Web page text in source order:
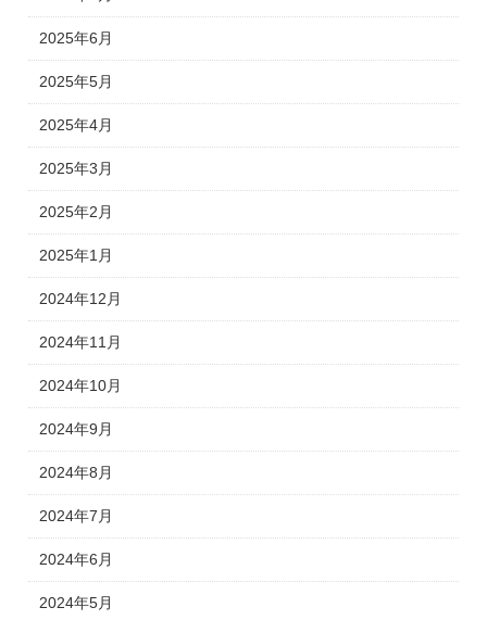
2025年6月
2025年5月
2025年4月
2025年3月
2025年2月
2025年1月
2024年12月
2024年11月
2024年10月
2024年9月
2024年8月
2024年7月
2024年6月
2024年5月